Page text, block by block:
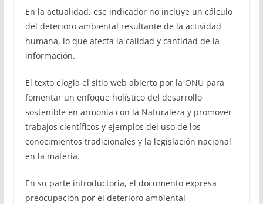
En la actualidad, ese indicador no incluye un cálculo
del deterioro ambiental resultante de la actividad
humana, lo que afecta la calidad y cantidad de la
información.
El texto elogia el sitio web abierto por la ONU para
fomentar un enfoque holístico del desarrollo
sostenible en armonía con la Naturaleza y promover
trabajos científicos y ejemplos del uso de los
conocimientos tradicionales y la legislación nacional
en la materia.
En su parte introductoria, el documento expresa
preocupación por el deterioro ambiental